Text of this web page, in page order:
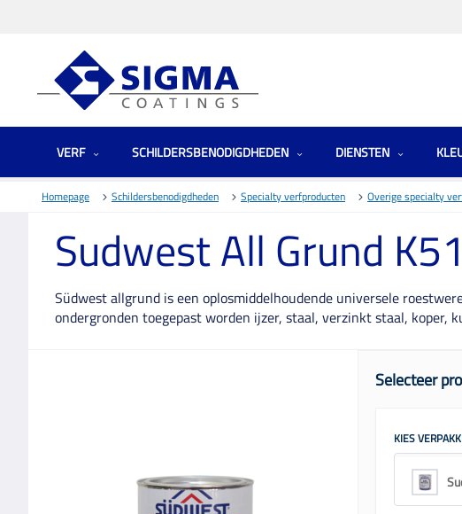
VERF SCHILDERSBENODIGDHEDEN DIENSTEN
Homepage Schildersbenodigdheden Specialty verfproducten Overige specialty
Sudwest All Grund K51
Südwest allgrund is een oplosmiddelhoudende universele
ondergronden toegepast worden ijzer, staal, verzinkt staal, koper,
Selecteer
KIES